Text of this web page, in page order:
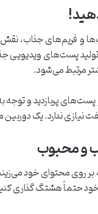
و فریم‌های جذاب،
پست‌های ویدیویی
مرتبط می‌شود.
پربازدید و
نیازی ندارد. یک
و محبوب
بر روی محتوای خود
حتماً هشتگ گذاری